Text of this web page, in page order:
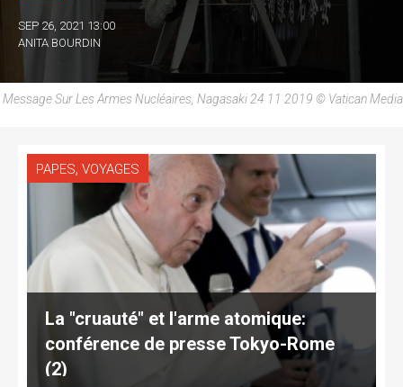
SEP 26, 2021 13:00
ANITA BOURDIN
Message Sur Les Armes Nucléaires, Nagasaki 24 11 2019 © Vatican Media
PAPES, VOYAGES
La "cruauté" et l'arme atomique:
conférence de presse Tokyo-Rome
(2)